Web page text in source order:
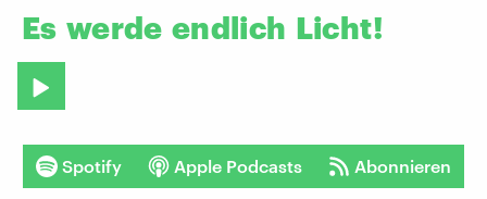
Es werde endlich Licht!
Spotify Apple Podcasts Abonnieren